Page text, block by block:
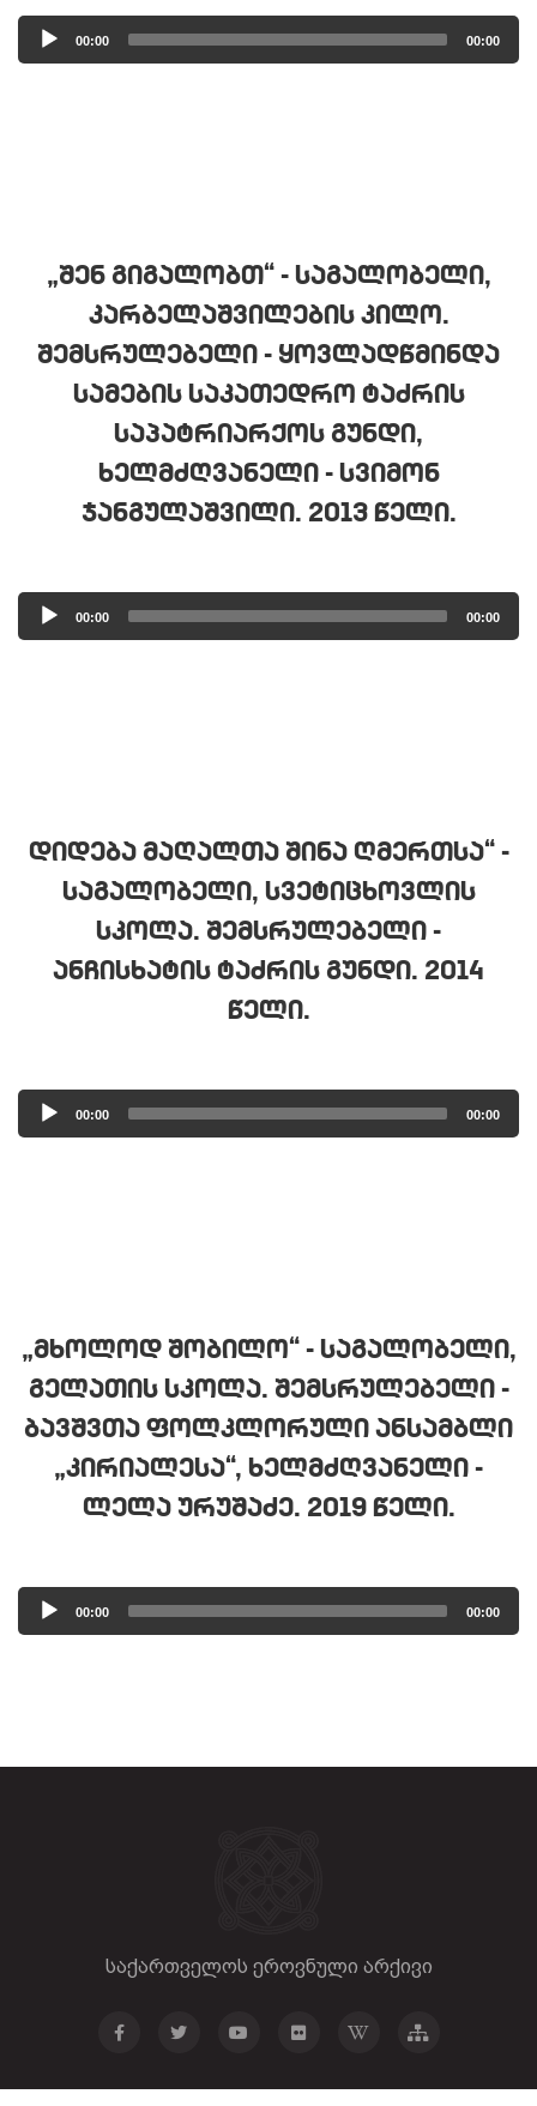
Audio
Player
00:00 00:00
„ᲨᲔᲜ ᲒᲘᲒᲐᲚᲝᲑᲗ“ - ᲡᲐᲒᲐᲚᲝᲑᲔᲚᲘ,
ᲙᲐᲠᲑᲔᲚᲐᲨᲕᲘᲚᲔᲑᲘᲡ ᲙᲘᲚᲝ.
ᲨᲔᲛᲡᲠᲣᲚᲔᲑᲔᲚᲘ - ᲧᲝᲕᲚᲐᲓᲬᲛᲘᲜᲓᲐ
ᲡᲐᲛᲔᲑᲘᲡ ᲡᲐᲙᲐᲗᲔᲓᲠᲝ ᲢᲐᲫᲠᲘᲡ
ᲡᲐᲞᲐᲢᲠᲘᲐᲠᲥᲝᲡ ᲒᲣᲜᲓᲘ,
ᲮᲔᲚᲛᲫᲦᲕᲐᲜᲔᲚᲘ - ᲡᲕᲘᲛᲝᲜ
ᲯᲐᲜᲒᲣᲚᲐᲨᲕᲘᲚᲘ. 2013 ᲬᲔᲚᲘ.
Audio
Player
00:00 00:00
ᲓᲘᲓᲔᲑᲐ ᲛᲐᲦᲐᲚᲗᲐ ᲨᲘᲜᲐ ᲦᲛᲔᲠᲗᲡᲐ“ -
ᲡᲐᲒᲐᲚᲝᲑᲔᲚᲘ, ᲡᲕᲔᲢᲘᲪᲮᲝᲕᲚᲘᲡ
ᲡᲙᲝᲚᲐ. ᲨᲔᲛᲡᲠᲣᲚᲔᲑᲔᲚᲘ -
ᲐᲜᲩᲘᲡᲮᲐᲢᲘᲡ ᲢᲐᲫᲠᲘᲡ ᲒᲣᲜᲓᲘ. 2014
ᲬᲔᲚᲘ.
Audio
Player
00:00 00:00
„ᲛᲮᲝᲚᲝᲓ ᲨᲝᲑᲘᲚᲝ“ - ᲡᲐᲒᲐᲚᲝᲑᲔᲚᲘ,
ᲒᲔᲚᲐᲗᲘᲡ ᲡᲙᲝᲚᲐ. ᲨᲔᲛᲡᲠᲣᲚᲔᲑᲔᲚᲘ -
ᲑᲐᲕᲨᲕᲗᲐ ᲤᲝᲚᲙᲚᲝᲠᲣᲚᲘ ᲐᲜᲡᲐᲛᲑᲚᲘ
„ᲙᲘᲠᲘᲐᲚᲔᲡᲐ“, ᲮᲔᲚᲛᲫᲦᲕᲐᲜᲔᲚᲘ -
ᲚᲔᲚᲐ ᲣᲠᲣᲨᲐᲫᲔ. 2019 ᲬᲔᲚᲘ.
Audio
Player
00:00 00:00
საქართველოს ეროვნული არქივი